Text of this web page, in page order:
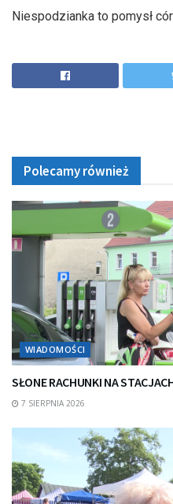
Niespodzianka to pomysł
Polecamy również
WIADOMOŚCI
SŁONE RACHUNKI NA
7 SIERPNIA 2026